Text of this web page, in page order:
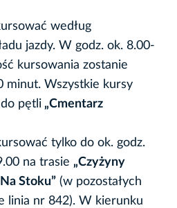
według
jazdy. W godz. ok. 8.00-
kursowania zostanie
minut. Wszystkie kursy
pętli „Cmentarz
tylko do ok. godz.
na trasie „Czyżyny
Stoku” (w pozostałych
linia nr 842). W kierunku